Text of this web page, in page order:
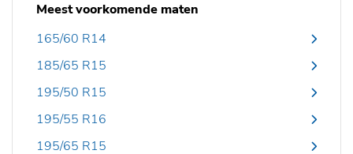
Meest voorkomende maten
165/60 R14
185/65 R15
195/50 R15
195/55 R16
195/65 R15